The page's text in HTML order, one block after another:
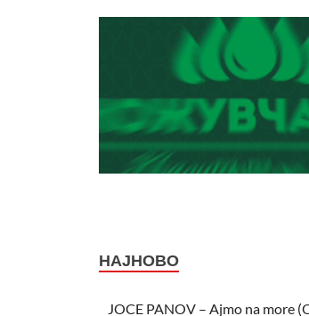
НАЈНОВО
JOCE PANOV – Ajmo na more